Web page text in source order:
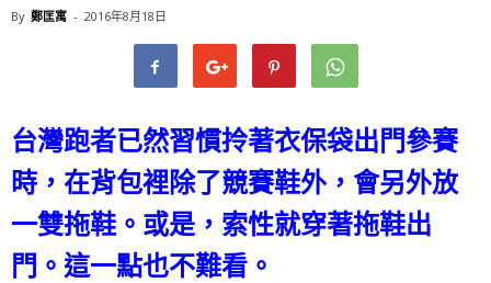
By 鄭匡寓 - 2016年8月18日
台灣跑者已然習慣拎著衣保袋出門參賽
時，在背包裡除了競賽鞋外，會另外放
一雙拖鞋。或是，索性就穿著拖鞋出
門。這一點也不難看。